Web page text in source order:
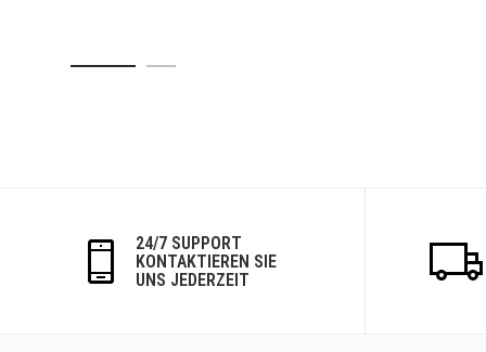
24/7 SUPPORT
KONTAKTIEREN SIE
UNS JEDERZEIT